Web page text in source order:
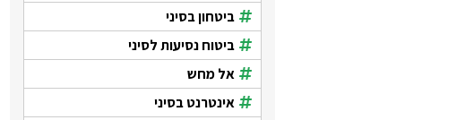
ביטחון בסיני
ביטוח נסיעות לסיני
אל מחש
אינטרנט בסיני